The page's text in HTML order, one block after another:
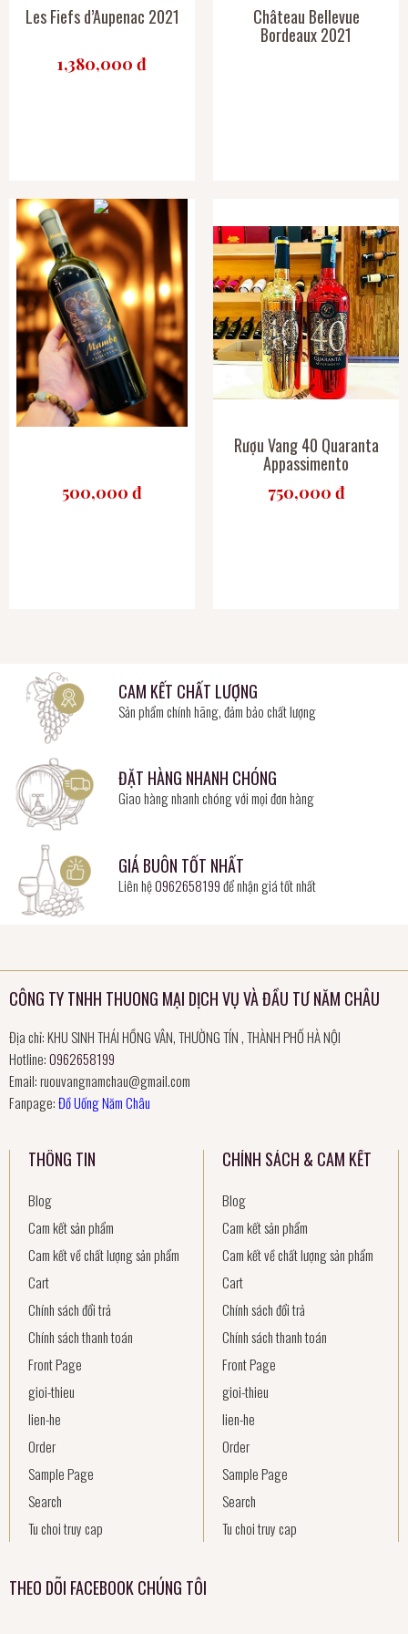
Les Fiefs d’Aupenac 2021
1,380,000 đ
Château Bellevue
Bordeaux 2021
500,000 đ
Rượu Vang 40 Quaranta
Appassimento
750,000 đ
CAM KẾT CHẤT LƯỢNG
Sản phẩm chính hãng, đảm bảo chất lượng
ĐẶT HÀNG NHANH CHÓNG
Giao hàng nhanh chóng với mọi đơn hàng
GIÁ BUÔN TỐT NHẤT
Liên hệ0962658199để nhận giá tốt nhất
CÔNG TY TNHH THUONG MẠI DỊCH VỤ VÀ ĐẦU TƯ NĂM CHÂU
Địa chỉ: KHU SINH THÁI HỒNG VÂN, THƯỜNG TÍN , THÀNH PHỐ HÀ NỘI
Hotline:0962658199
Email:ruouvangnamchau@gmail.com
Fanpage:Đồ Uống Năm Châu
THÔNG TIN
Blog
Cam kết sản phẩm
Cam kết về chất lượng sản phẩm
Cart
Chính sách đổi trả
Chính sách thanh toán
Front Page
gioi-thieu
lien-he
Order
Sample Page
Search
Tu choi truy cap
CHÍNH SÁCH & CAM KẾT
Blog
Cam kết sản phẩm
Cam kết về chất lượng sản phẩm
Cart
Chính sách đổi trả
Chính sách thanh toán
Front Page
gioi-thieu
lien-he
Order
Sample Page
Search
Tu choi truy cap
THEO DÕI FACEBOOK CHÚNG TÔI